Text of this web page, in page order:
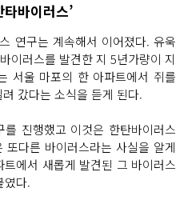
바이러스’
연구는 계속해서 이어졌다. 유욱
이러스를 발견한 지 5년가량이 지
서울 마포의 한 아파트에서 쥐를
갔다는 소식을 듣게 된다.
진행했고 이것은 한탄바이러스
다른 바이러스라는 사실을 알게
에서 새롭게 발견된 그 바이러스
였다.